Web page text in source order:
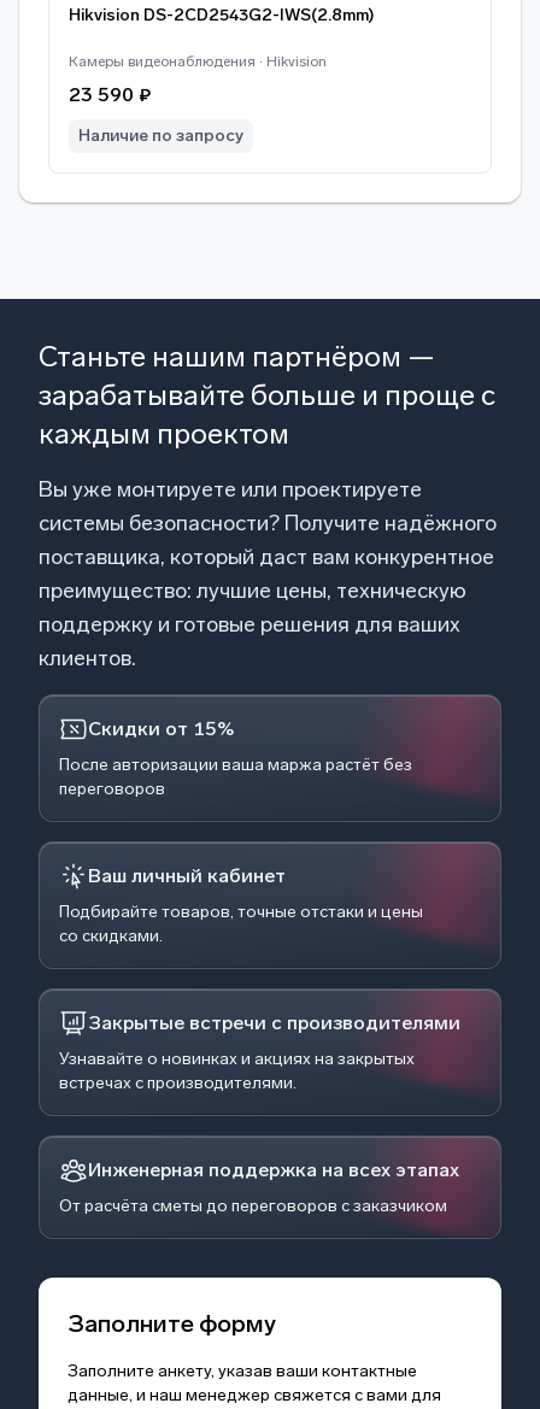
Hikvision DS-2CD2543G2-IWS(2.8mm)
Камеры видеонаблюдения · Hikvision
23 590 ₽
Наличие по запросу
Станьте нашим партнёром —
зарабатывайте больше и проще с
каждым проектом
Вы уже монтируете или проектируете
системы безопасности? Получите надёжного
поставщика, который даст вам конкурентное
преимущество: лучшие цены, техническую
поддержку и готовые решения для ваших
клиентов.
Скидки от 15%
После авторизации ваша маржа растёт без
переговоров
Ваш личный кабинет
Подбирайте товаров, точные отстаки и цены
со скидками.
Закрытые встречи с производителями
Узнавайте о новинках и акциях на закрытых
встречах с производителями.
Инженерная поддержка на всех этапах
От расчёта сметы до переговоров с заказчиком
Заполните форму
Заполните анкету, указав ваши контактные
данные, и наш менеджер свяжется с вами для